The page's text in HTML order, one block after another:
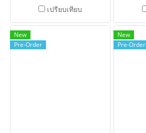
เปรียบเทียบ
New
Pre-Order
New
Pre-Order